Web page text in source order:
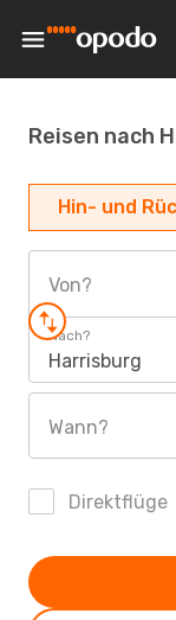
Reisen nach
Hin- und
Von?
Nach?
Harrisburg
Wann?
Direktflüge